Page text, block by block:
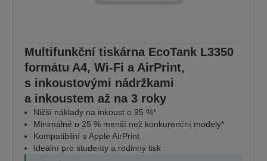
Multifunkční tiskárna EcoTank L3350
formátu A4, Wi-Fi a AirPrint,
s inkoustovými nádržkami
a inkoustem až na 3 roky
Nižší náklady na inkoust o 95 %*
Minimálně o 25 % menší než konkurenční modely*
Kompatibilní s Apple AirPrint
Ideální pro studenty a rodinný tisk